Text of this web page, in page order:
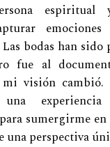
espiritual
bodas han
fue al
visión cambió.
experiencia
sumergirme
una perspectiva